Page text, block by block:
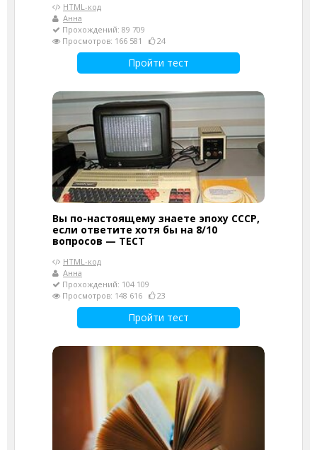
HTML-код
Анна
Прохождений: 89 709
Просмотров: 166 581
24
Пройти тест
Вы по-настоящему знаете эпоху СССР,
если ответите хотя бы на 8/10
вопросов — ТЕСТ
HTML-код
Анна
Прохождений: 104 109
Просмотров: 148 616
23
Пройти тест